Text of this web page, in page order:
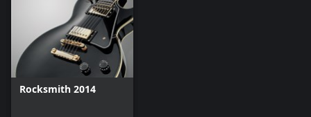
Rocksmith 2014